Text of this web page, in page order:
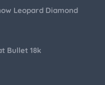
Leopard Diamond
Bullet 18k